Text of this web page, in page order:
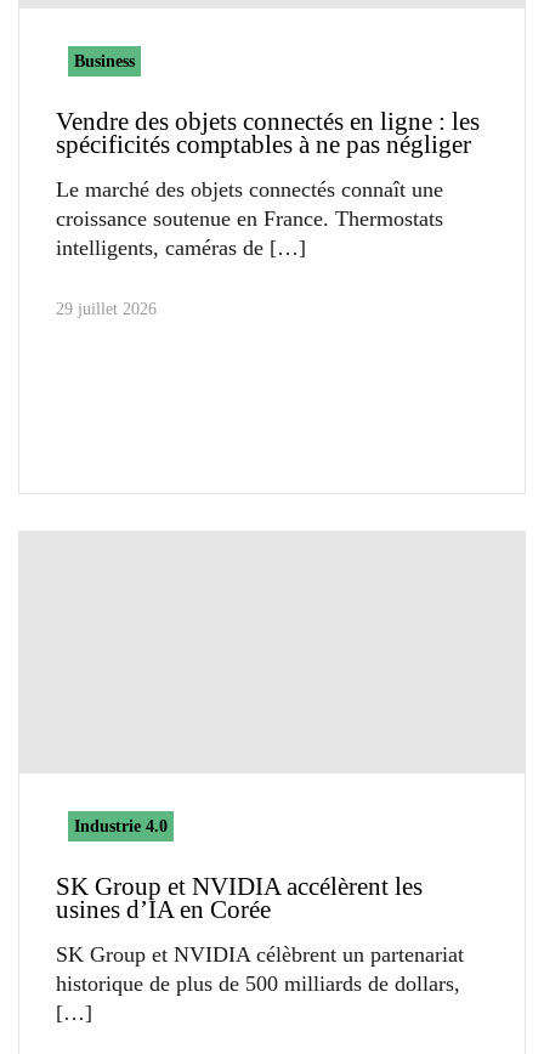
Business
Vendre des objets connectés en ligne : les
spécificités comptables à ne pas négliger
Le marché des objets connectés connaît une
croissance soutenue en France. Thermostats
intelligents, caméras de
29 juillet 2026
Industrie 4.0
SK Group et NVIDIA accélèrent les
usines d’IA en Corée
SK Group et NVIDIA célèbrent un partenariat
historique de plus de 500 milliards de dollars,